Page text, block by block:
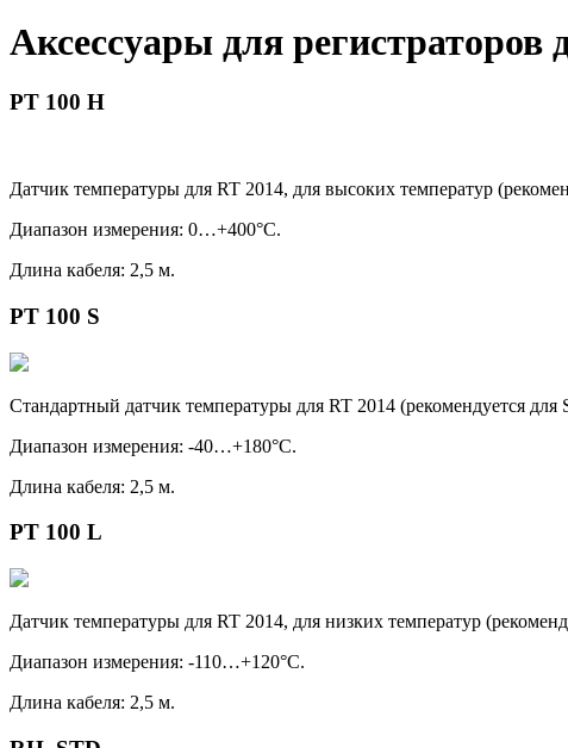
Аксессуары для регистраторов
PT 100 H
Датчик температуры для RT 2014, для высоких температур
Диапазон измерения: 0…+400°C.
Длина кабеля: 2,5 м.
PT 100 S
Стандартный датчик температуры для RT 2014 (рекомендуется для
Диапазон измерения: -40…+180°C.
Длина кабеля: 2,5 м.
PT 100 L
Датчик температуры для RT 2014, для низких температур
Диапазон измерения: -110…+120°C.
Длина кабеля: 2,5 м.